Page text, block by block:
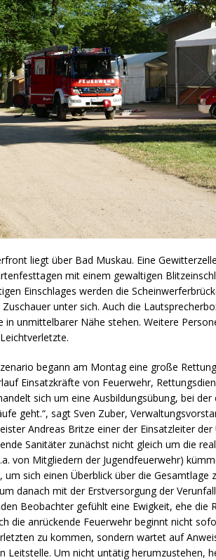
liegt über Bad Muskau. Eine
mit einem gewaltigen
Einschlages werden die
unter sich. Auch die
in unmittelbarer Nähe stehen. Weitere
begann am Montag eine große
Einsatzkräfte von Feuerwehr,
sich um eine Ausbildungsübung, bei
geht.“, sagt Sven Zuber,
Andreas Britze einer der Einsatzleiter
Sanitäter zunächst nicht gleich um die
von Mitgliedern der Jugendfeuerwehr)
um sich einen Überblick über die
danach mit der Erstversorgung der
Beobachter gefühlt eine Ewigkeit, ehe die
die anrückende Feuerwehr beginnt nicht
zu kommen, sondern wartet auf
Leitstelle. Um nicht untätig herumzustehen,